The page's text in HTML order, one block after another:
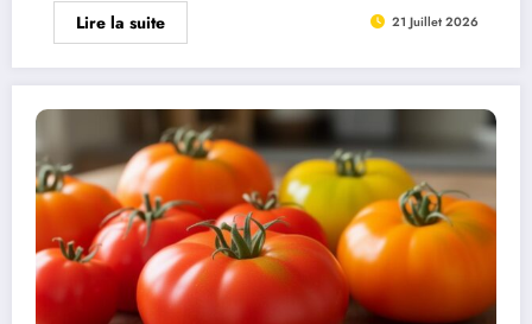
Lire la suite 21 Juillet 2026